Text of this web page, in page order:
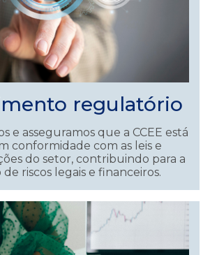
regulatório
e asseguramos que a CCEE está
conformidade com as leis e
do setor, contribuindo para a
riscos legais e financeiros.